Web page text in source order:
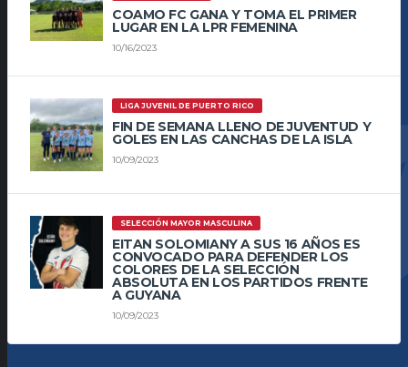
COAMO FC GANA Y TOMA EL PRIMER
LUGAR EN LA LPR FEMENINA
10/16/2023
LIGA JUVENIL DE PUERTO RICO
FIN DE SEMANA LLENO DE JUVENTUD Y
GOLES EN LAS CANCHAS DE LA ISLA
10/09/2023
SELECCIÓN MAYOR MASCULINA
EITAN SOLOMIANY A SUS 16 AÑOS ES
CONVOCADO PARA DEFENDER LOS
COLORES DE LA SELECCIÓN
ABSOLUTA EN LOS PARTIDOS FRENTE
A GUYANA
10/09/2023